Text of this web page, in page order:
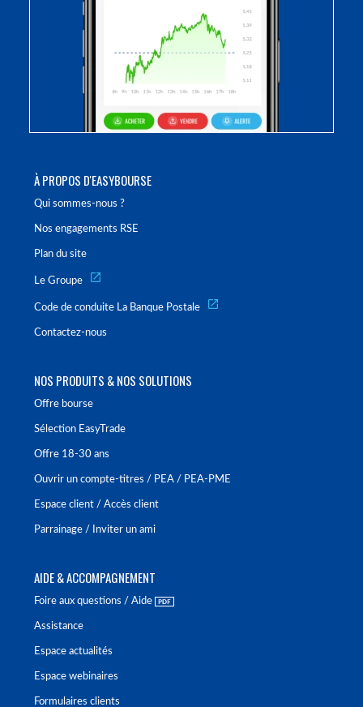
À PROPOS D'EASYBOURSE
Qui sommes-nous ?
Nos engagements RSE
Plan du site
Le Groupe
Code de conduite La Banque Postale
Contactez-nous
NOS PRODUITS & NOS SOLUTIONS
Offre bourse
Sélection EasyTrade
Offre 18-30 ans
Ouvrir un compte-titres / PEA / PEA-PME
Espace client / Accès client
Parrainage / Inviter un ami
AIDE & ACCOMPAGNEMENT
Foire aux questions / Aide
Assistance
Espace actualités
Espace webinaires
Formulaires clients